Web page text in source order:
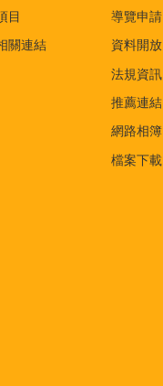
目
關連結
導覽申請
資料開放
法規資訊
推薦連結
網路相簿
檔案下載